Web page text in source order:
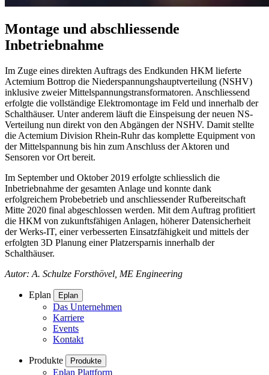
Montage und abschliessende
Inbetriebnahme
Im Zuge eines direkten Auftrags des Endkunden HKM lieferte
Actemium Bottrop die Niederspannungshauptverteilung (NSHV)
inklusive zweier Mittelspannungstransformatoren. Anschliessend
erfolgte die vollständige Elektromontage im Feld und innerhalb der
Schalthäuser. Unter anderem läuft die Einspeisung der neuen NS-
Verteilung nun direkt von den Abgängen der NSHV. Damit stellte
die Actemium Division Rhein-Ruhr das komplette Equipment von
der Mittelspannung bis hin zum Anschluss der Aktoren und
Sensoren vor Ort bereit.
Im September und Oktober 2019 erfolgte schliesslich die
Inbetriebnahme der gesamten Anlage und konnte dank
erfolgreichem Probebetrieb und anschliessender Rufbereitschaft
Mitte 2020 final abgeschlossen werden. Mit dem Auftrag profitiert
die HKM von zukunftsfähigen Anlagen, höherer Datensicherheit
der Werks-IT, einer verbesserten Einsatzfähigkeit und mittels der
erfolgten 3D Planung einer Platzersparnis innerhalb der
Schalthäuser.
Autor: A. Schulze Forsthövel, ME Engineering
Eplan Eplan
Das Unternehmen
Karriere
Events
Kontakt
Produkte Produkte
Eplan Plattform